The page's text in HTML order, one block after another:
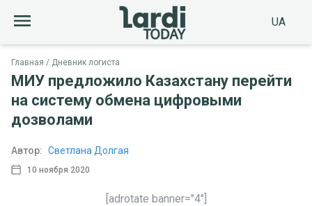
UA
Главная Дневник логиста
МИУ предложило Казахстану перейти
на систему обмена цифровыми
дозволами
10 ноября 2020
Автор: Светлана Долгая
[adrotate banner="4"]